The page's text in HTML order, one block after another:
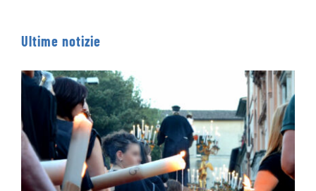
Processione dei Ceri 2026 – IL PERCORSO